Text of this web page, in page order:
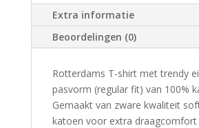
Extra informatie
Beoordelingen (0)
Rotterdams T-shirt met trendy
pasvorm (regular fit) van 100%
Gemaakt van zware kwaliteit
katoen voor extra draagcomfort